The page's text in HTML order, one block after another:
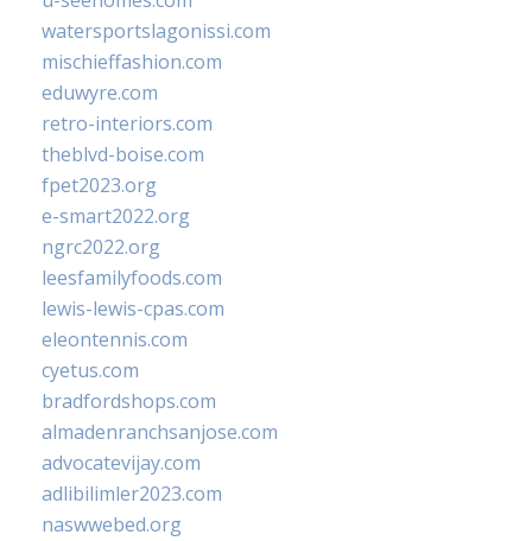
watersportslagonissi.com
mischieffashion.com
eduwyre.com
retro-interiors.com
theblvd-boise.com
fpet2023.org
e-smart2022.org
ngrc2022.org
leesfamilyfoods.com
lewis-lewis-cpas.com
eleontennis.com
cyetus.com
bradfordshops.com
almadenranchsanjose.com
advocatevijay.com
adlibilimler2023.com
naswwebed.org